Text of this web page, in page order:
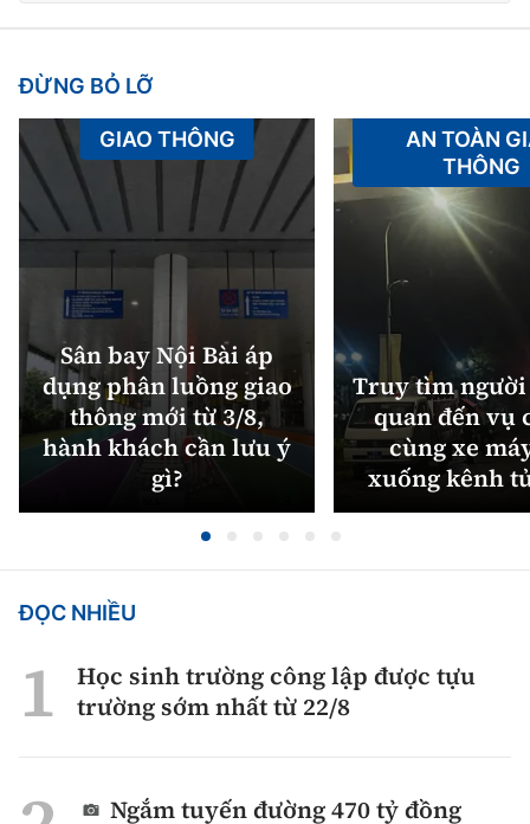
ĐỪNG BỎ LỠ
Sân bay Nội Bài áp
dụng phân luồng giao
thông mới từ 3/8,
hành khách cần lưu ý
gì?
GIAO THÔNG
Truy tìm
quan đến vụ
cùng xe
xuống kênh
AN TOÀN
THÔNG
ĐỌC NHIỀU
Học sinh trường công lập được tựu
trường sớm nhất từ 22/8
Ngắm tuyến đường 470 tỷ đồng